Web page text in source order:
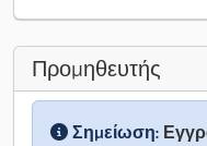
Προμηθευτής
Σημείωση: